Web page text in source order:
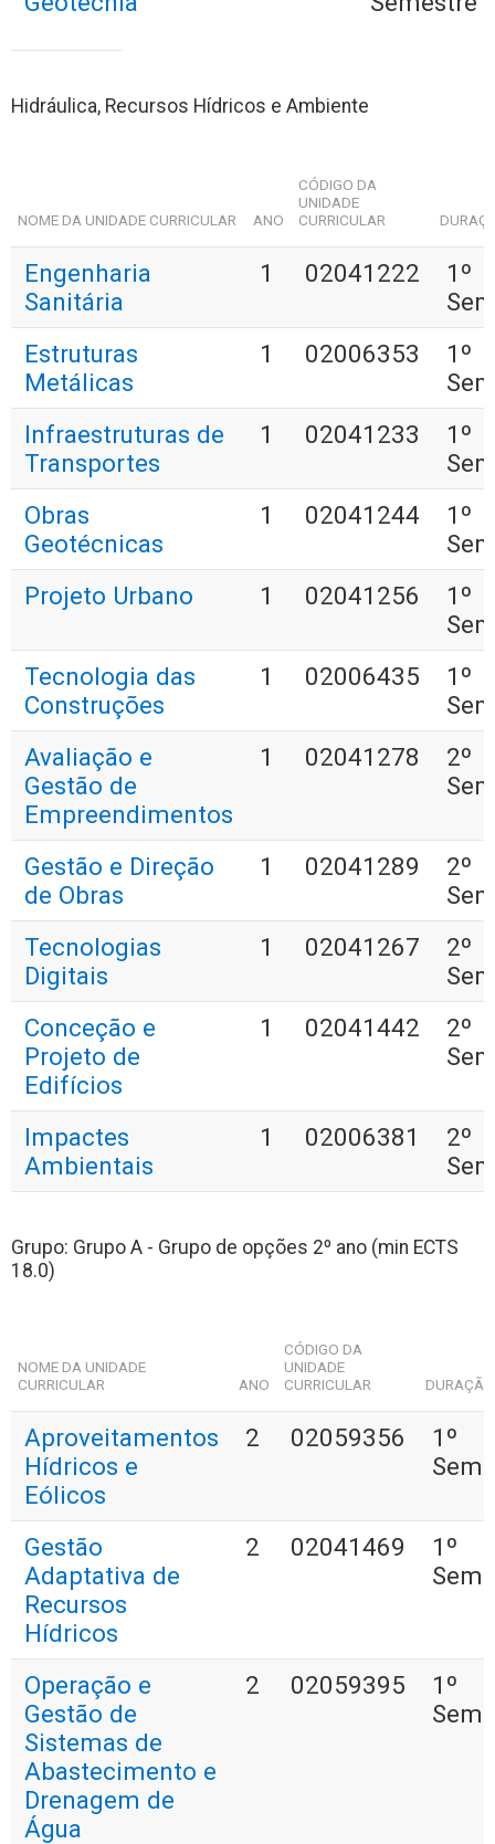
Hidráulica, Recursos Hídricos e Ambiente
NOME DA UNIDADE CURRICULAR ANO
CÓDIGO DA
UNIDADE
CURRICULAR
Engenharia
Sanitária
1 02041222
1º
Estruturas
Metálicas
1 02006353
1º
Infraestruturas de
Transportes
1 02041233
1º
Obras
Geotécnicas
1 02041244
1º
Projeto Urbano
1 02041256
1º
Tecnologia das
Construções
1 02006435
1º
Avaliação e
Gestão de
Empreendimentos
1 02041278
2º
Gestão e Direção
de Obras
1 02041289
2º
Tecnologias
Digitais
1 02041267
2º
Conceção e
Projeto de
Edifícios
1 02041442
2º
Impactes
Ambientais
1 02006381
2º
Grupo: Grupo A - Grupo de opções 2º ano (min ECTS
18.0)
NOME DA UNIDADE
CURRICULAR
ANO
CÓDIGO DA
UNIDADE
CURRICULAR
DURAÇÃO
Aproveitamentos
Hídricos e
Eólicos
2 02059356
1º
Gestão
Adaptativa de
Recursos
Hídricos
2 02041469
1º
Operação e
Gestão de
Sistemas de
Abastecimento e
Drenagem de
Água
2 02059395
1º